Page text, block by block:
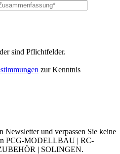
sind Pflichtfelder.
zur Kenntnis
Newsletter und verpassen Sie keine
PCG-MODELLBAU | RC-
| SOLINGEN.